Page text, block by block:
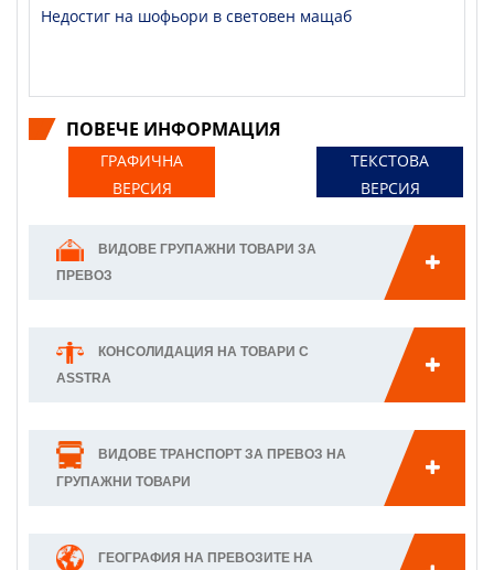
Недостиг на шофьори в световен мащаб
ПОВЕЧЕ ИНФОРМАЦИЯ
ГРАФИЧНА
ВЕРСИЯ
ТЕКСТОВА
ВЕРСИЯ
ВИДОВЕ ГРУПАЖНИ ТОВАРИ ЗА
ПРЕВОЗ
КОНСОЛИДАЦИЯ НА ТОВАРИ С
ASSTRA
ВИДОВЕ ТРАНСПОРТ ЗА ПРЕВОЗ НА
ГРУПАЖНИ ТОВАРИ
ГЕОГРАФИЯ НА ПРЕВОЗИТЕ НА